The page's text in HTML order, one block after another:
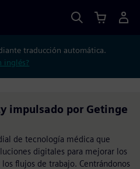
traducción automática.
inglés?
impulsado por Getinge
de tecnología médica que
digitales para mejorar los
flujos de trabajo. Centrándonos